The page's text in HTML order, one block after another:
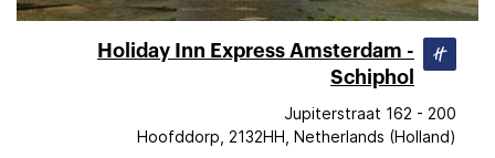
Holiday Inn Express Amsterdam -
Schiphol
Jupiterstraat 162 - 200
Hoofddorp, 2132HH, Netherlands (Holland)